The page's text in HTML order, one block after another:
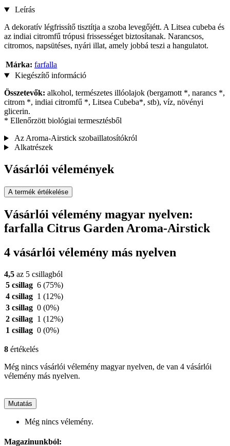
Leírás
A dekoratív légfrissítő tisztítja a szoba levegőjétt. A Litsea cubeba és
az indiai citromfű trópusi frissességet biztosítanak. Narancsos,
citromos, napsütéses, nyári illat, amely jobbá teszi a hangulatot.
Márka: farfalla
Kiegészítő információ
Összetevők: alkohol, természetes illóolajok (bergamott *, narancs *,
citrom *, indiai citromfű *, Litsea Cubeba*, stb), víz, növényi
glicerin.
* Ellenőrzött biológiai termesztésből
Az Aroma-Airstick szobaillatosítókról
Alkatrészek
Vásárlói vélemények
A termék értékelése
Vásárlói vélemény magyar nyelven:
farfalla Citrus Garden Aroma-Airstick
4 vásárlói vélemény más nyelven
4,5 az 5 csillagból
5 csillag 6 (75%)
4 csillag 1 (12%)
3 csillag 0 (0%)
2 csillag 1 (12%)
1 csillag 0 (0%)
8 értékelés
Még nincs vásárlói vélemény magyar nyelven, de van 4 vásárlói
vélemény más nyelven.
Mutatás
Még nincs vélemény.
Magazinunkból: